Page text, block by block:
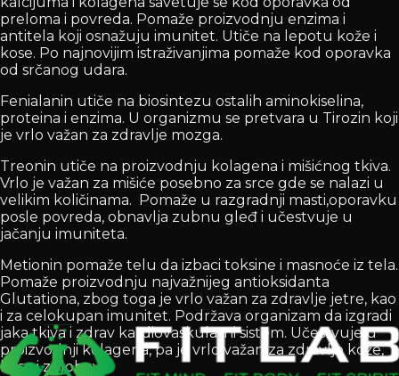
preloma i povreda. Pomaže proizvodnju enzima i
antitela koji osnažuju imunitet. Utiče na lepotu kože i
kose. Po najnovijim istraživanjima pomaže kod oporavka
od srčanog udara.
Fenialanin utiče na biosintezu ostalih aminokiselina,
proteina i enzima. U organizmu se pretvara u Tirozin koji
je vrlo važan za zdravlje mozga.
Treonin utiče na proizvodnju kolagena i mišićnog tkiva.
Vrlo je važan za mišiće posebno za srce gde se nalazi u
velikim količinama. Pomaže u razgradnji masti,oporavku
posle povreda, obnavlja zubnu gleđ i učestvuje u
jačanju imuniteta.
Metionin pomaže telu da izbaci toksine i masnoće iz tela.
Pomaže proizvodnju najvažnijeg antioksidanta
Glutationa, zbog toga je vrlo važan za zdravlje jetre, kao
i za celokupan imunitet. Podržava organizam da izgradi
jaka tkiva i zdrav kardiovaskularni sistem. Učestvuje u
proizvodnji kolagena, pa je vrlo važan za zdravlje kože,
kose i zglobova.